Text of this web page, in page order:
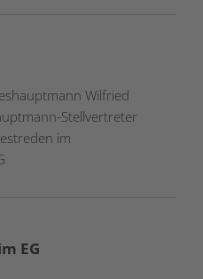
Wilfried
Stellvertreter
im
EG